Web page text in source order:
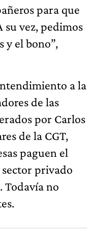
para que
su vez, pedimos
y el bono”,
a la
de las
por Carlos
de la CGT,
paguen el
privado
Todavía no